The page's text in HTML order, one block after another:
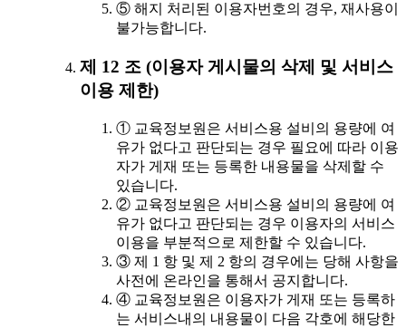
⑤ 해지 처리된 이용자번호의 경우, 재사용이
불가능합니다.
제 12 조 (이용자 게시물의 삭제 및 서비스
이용 제한)
① 교육정보원은 서비스용 설비의 용량에 여
유가 없다고 판단되는 경우 필요에 따라 이용
자가 게재 또는 등록한 내용물을 삭제할 수
있습니다.
② 교육정보원은 서비스용 설비의 용량에 여
유가 없다고 판단되는 경우 이용자의 서비스
이용을 부분적으로 제한할 수 있습니다.
③ 제 1 항 및 제 2 항의 경우에는 당해 사항을
사전에 온라인을 통해서 공지합니다.
④ 교육정보원은 이용자가 게재 또는 등록하
는 서비스내의 내용물이 다음 각호에 해당한